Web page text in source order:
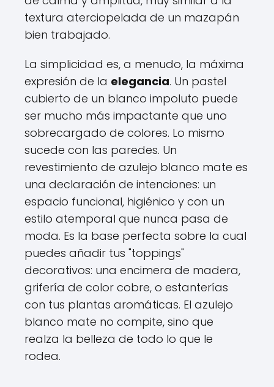
textura aterciopelada de un mazapán
bien trabajado.
La simplicidad es, a menudo, la máxima
expresión de la elegancia. Un pastel
cubierto de un blanco impoluto puede
ser mucho más impactante que uno
sobrecargado de colores. Lo mismo
sucede con las paredes. Un
revestimiento de azulejo blanco mate es
una declaración de intenciones: un
espacio funcional, higiénico y con un
estilo atemporal que nunca pasa de
moda. Es la base perfecta sobre la cual
puedes añadir tus "toppings"
decorativos: una encimera de madera,
grifería de color cobre, o estanterías
con tus plantas aromáticas. El azulejo
blanco mate no compite, sino que
realza la belleza de todo lo que le
rodea.